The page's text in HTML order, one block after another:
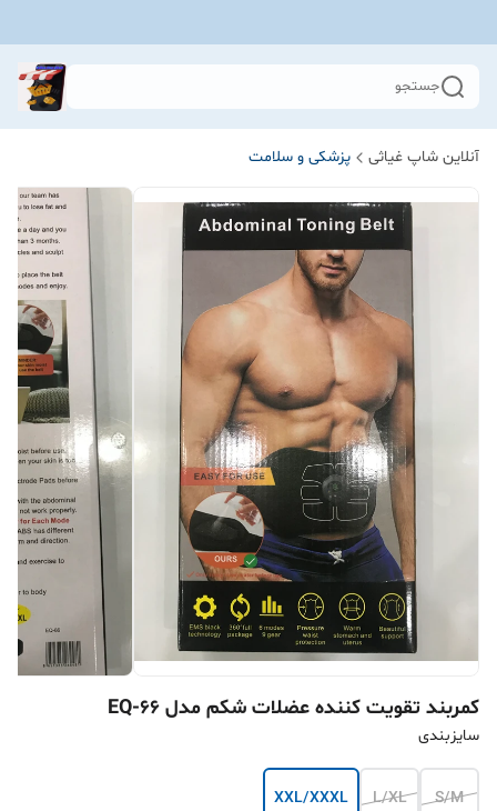
جستجو
آنلاین شاپ غیاثی پزشکی و سلامت
کمربند تقویت کننده عضلات شکم مدل EQ-66
سایزبندی
S/M
L/XL
XXL/XXXL